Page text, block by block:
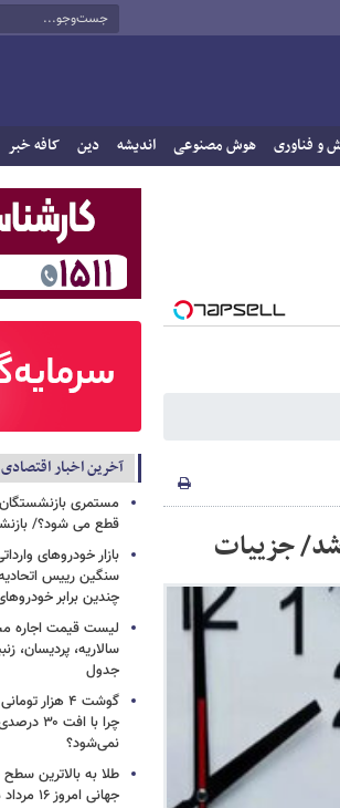
و فناوری هوش مصنوعی اندیشه دین کافه خبر
شد/ جزییات
آخرین اخبار اقتصادی
مستمری
قطع می شود؟/
بازار خودروهای
سنگین رییس
چندین برابر
لیست قیمت اجاره
سالاریه، پردیسان،
جدول
گوشت ۴ هزار
چرا با
نمی‌شود؟
طلا به بالاترین
جهانی امروز ۱۶ مرداد ۱۴۰۵